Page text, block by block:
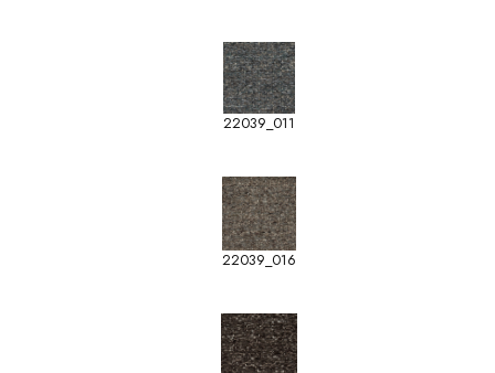
22039_011
22039_016